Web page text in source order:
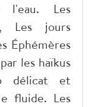
l'eau. Les
Les jours
Éphémères
les haïkus
délicat et
fluide. Les